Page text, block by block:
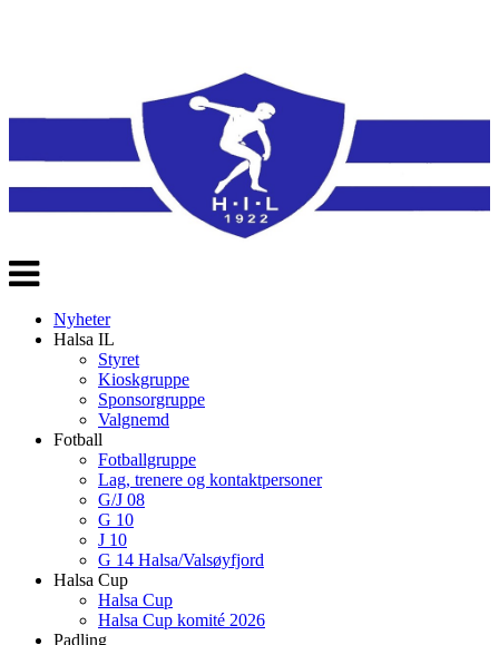
Veksle
navigasjon
Nyheter
Halsa IL
Styret
Kioskgruppe
Sponsorgruppe
Valgnemd
Fotball
Fotballgruppe
Lag, trenere og kontaktpersoner
G/J 08
G 10
J 10
G 14 Halsa/Valsøyfjord
Halsa Cup
Halsa Cup
Halsa Cup komité 2026
Padling